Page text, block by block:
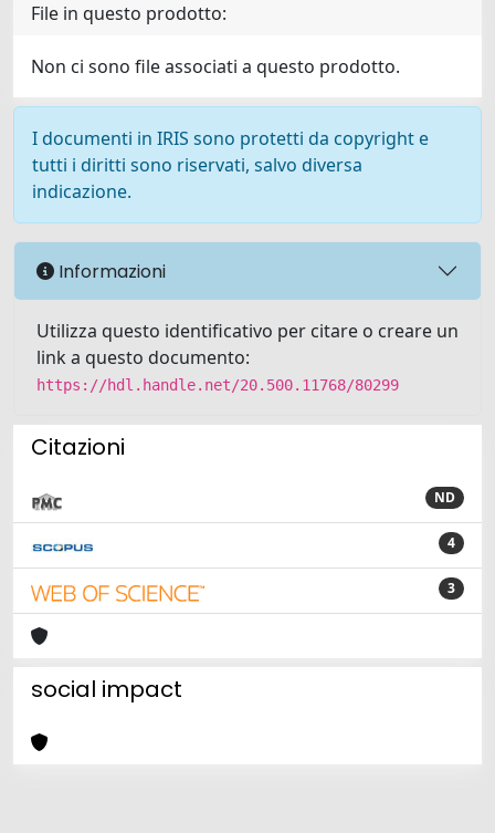
File in questo prodotto:
Non ci sono file associati a questo prodotto.
I documenti in IRIS sono protetti da copyright e
tutti i diritti sono riservati, salvo diversa
indicazione.
Informazioni
Utilizza questo identificativo per citare o creare un
link a questo documento:
https://hdl.handle.net/20.500.11768/80299
Citazioni
ND
4
3
social impact